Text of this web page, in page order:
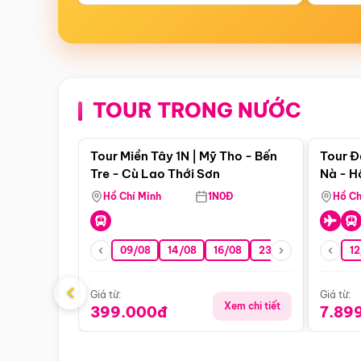
TOUR TRONG NƯỚC
Điểm nổi bật
Tour Miền Tây 1N | Mỹ Tho - Bến
Tre - Cù Lao Thới Sơn
Hồ Chí Minh 1N0Đ
09/08 14/08 16/08 23/08 30/08
Giá từ:
399.000đ Xem chi tiết
Tour
Nà -
Nha
Hồ
Giá từ:
‹